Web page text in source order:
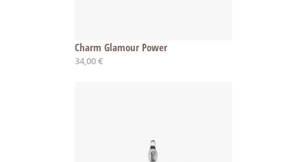
Charm Glamour Power
34,00 €